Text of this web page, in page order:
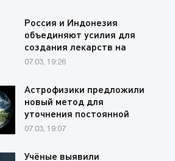
Россия и Индонезия
объединяют усилия для
создания лекарств на
основе редких…
07.03, 19:26
Астрофизики предложили
новый метод для
уточнения постоянной
Хаббла через…
07.03, 19:07
Учёные выявили